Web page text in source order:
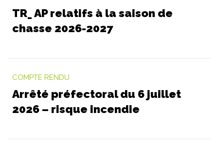
TR_ AP relatifs à la saison de
chasse 2026-2027
COMPTE RENDU
Arrêté préfectoral du 6 juillet
2026 – risque incendie